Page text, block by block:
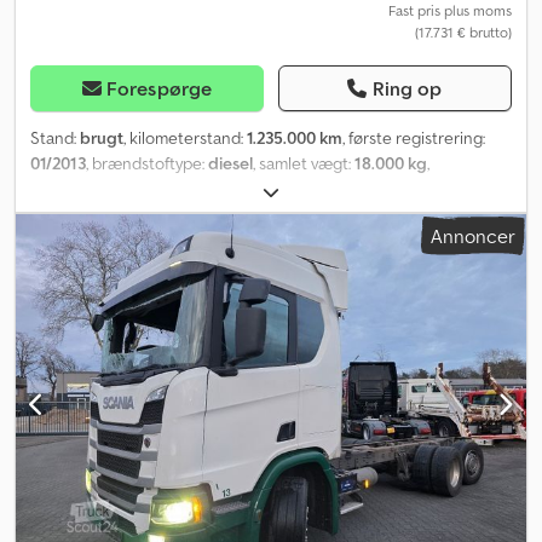
nødbremseassistent + vognbaneassistent, BDF-ramme
Dwjdpfsxp Sbcsx Alfoa
Fast pris plus moms
(17.731 € brutto)
Forespørge Ring op
Stand: brugt, kilometerstand:1.235.000 km, første registrering:
01/2013 , brændstoftype:diesel , samlet vægt:18.000 kg
, bremser:
emissionsklasse:Euro 5, Udstyr:ABS, elektronisk
stabilitetsprogram (ESP), klimaanlæg, parkeringsvarmer, Tysk
køretøj, 1. ejer, god stand Dsdpfxoyr Ukyj Alfswa !!! Frontklap
beskadiget - se billeder !!! Scania R 500 V8 Topline Standard
trækker 4x2 EURO 5, tag- og sidespoilere, Alcoa-alufælge,
automatgear, retarder, klimaanlæg + stationær aircondition,
stationær varme "Webasto", 2 sovepladser, køleboks,
multifunktionsrat i læder, boardcomputer, fartpilot, elruder, el-
spejle med varme, sikkerhedsafbryder, centrallås, radio-CD, CB-
radio, digital tachograf, chauffør- og passagerfjedersæde, 1x
sædevarme, elektronisk startassistance, ABS, TC "traction
control", solskærm, tågeforlygter, LED-dagkørelys, luftaffjedret
førerhus, 1 tank, centralsmøring, kraftudtag,
Annoncer